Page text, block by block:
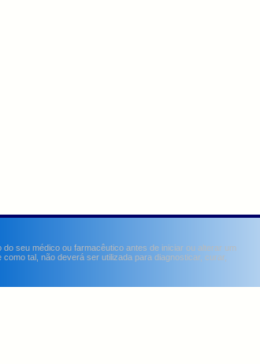
seu médico ou farmacêutico antes de iniciar ou alterar um
tal, não deverá ser utilizada para diagnosticar, curar,